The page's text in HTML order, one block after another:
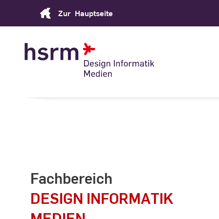
Zur Hauptseite
Fachbereich
DESIGN INFORMATIK